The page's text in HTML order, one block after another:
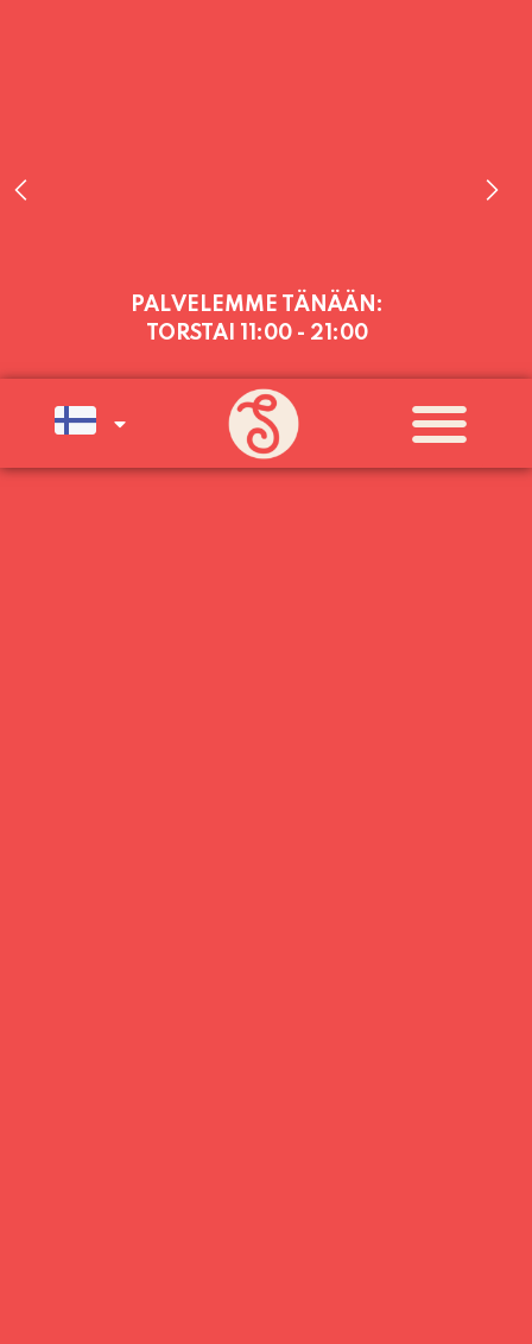
PALVELEMME TÄNÄÄN:
TORSTAI 11:00 - 21:00
PALVELEMME PÄIVITTÄIN (MA-SU
KLO 11-21) SUNNUNTAIHIN 16.8.
SAAKKA JONKA JÄLKEEN OLEMME
AVOINNA VIIKONLOPPUISIN (PE-